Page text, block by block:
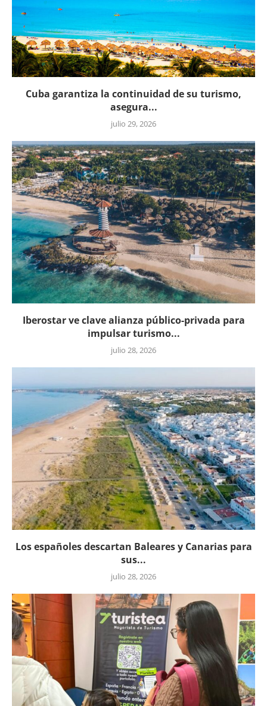
Cuba garantiza la continuidad de su turismo,
asegura...
julio 29, 2026
Iberostar ve clave alianza público-privada para
impulsar turismo...
julio 28, 2026
Los españoles descartan Baleares y Canarias para
sus...
julio 28, 2026